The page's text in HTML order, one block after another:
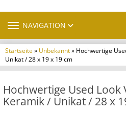
TOGGLE NAVIGATION
NAVIGATION
Startseite» Unbekannt» Hochwertige
Unikat / 28 x 19 x 19 cm
Hochwertige Used Look
Keramik / Unikat / 28 x